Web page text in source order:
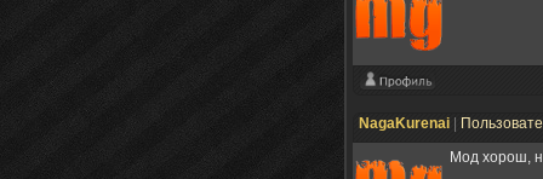
NagaKurenai
Мод хорош,